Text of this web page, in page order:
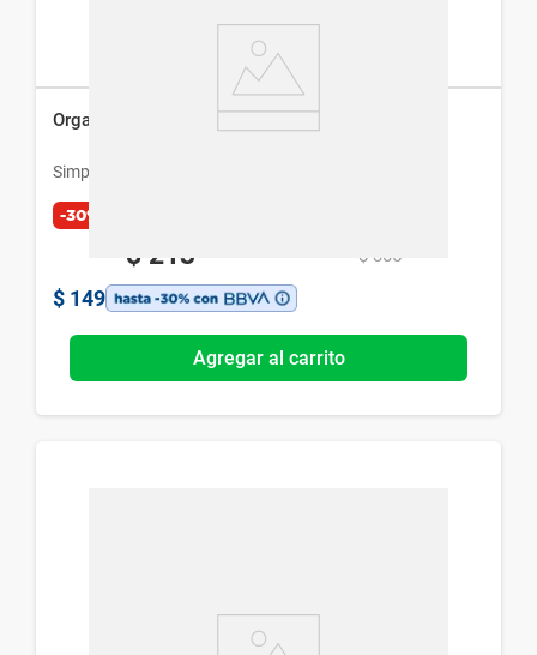
Organizador Simplicity Rectangular Blanco L
Simplicity
-30%
$ 213 $ 305
$ 149
Agregar al carrito